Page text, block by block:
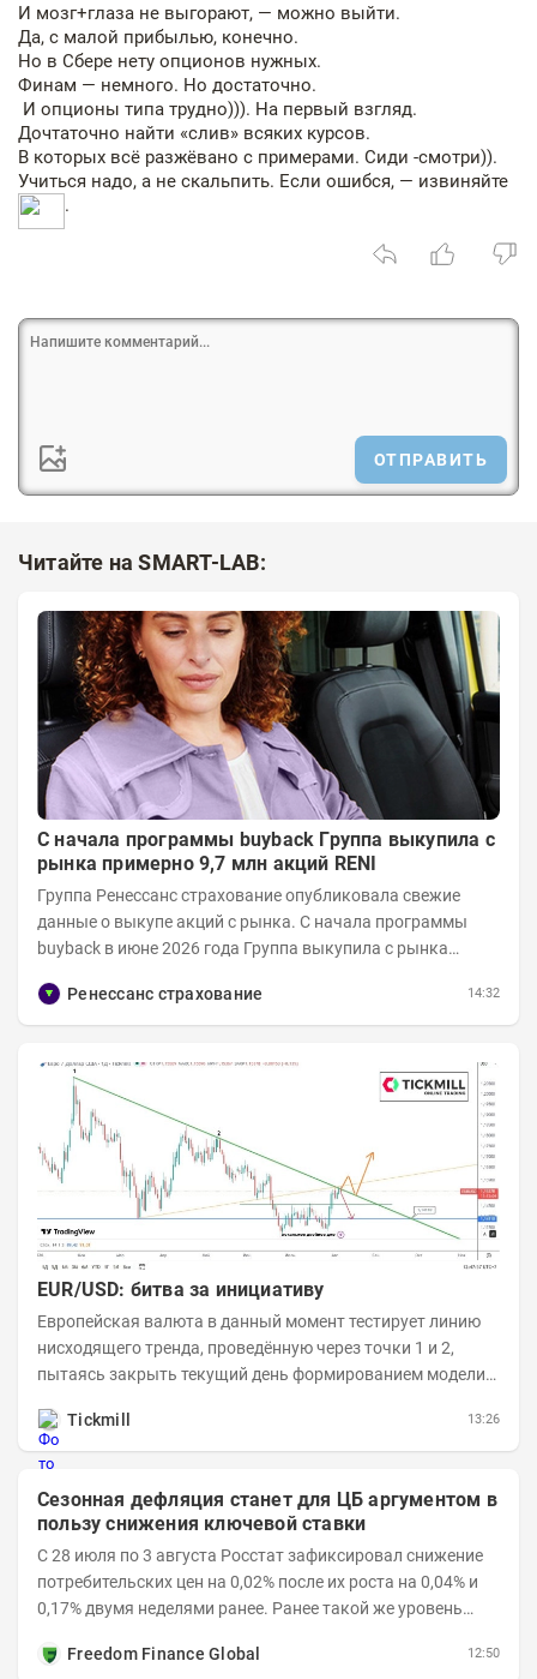
И мозг+глаза не выгорают, — можно выйти.
Да, с малой прибылью, конечно.
Но в Сбере нету опционов нужных.
Финам — немного. Но достаточно.
И опционы типа трудно))). На первый взгляд.
Дочтаточно найти «слив» всяких курсов.
В которых всё разжёвано с примерами. Сиди -смотри)).
Учиться надо, а не скальпить. Если ошибся, — извиняйте
.
ОТПРАВИТЬ
Читайте на SMART-LAB:
С начала программы buyback Группа выкупила с
рынка примерно 9,7 млн акций RENI
Группа Ренессанс страхование опубликовала свежие
данные о выкупе акций с рынка. C начала программы
buyback в июне 2026 года Группа выкупила с рынка
Ренессанс страхование
14:32
EUR/USD: битва за инициативу
Европейская валюта в данный момент тестирует линию
нисходящего тренда, проведённую через точки 1 и 2,
пытаясь закрыть текущий день формированием модели
Tickmill
13:26
Сезонная дефляция станет для ЦБ аргументом в
пользу снижения ключевой ставки
С 28 июля по 3 августа Росстат зафиксировал снижение
потребительских цен на 0,02% после их роста на 0,04% и
0,17% двумя неделями ранее. Ранее такой же уровень
Freedom Finance Global
12:50